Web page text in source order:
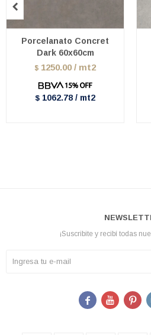
Porcelanato Concret
Dark 60x60cm
$ 1250.00 / mt2
$ 1062.78 / mt2

¡Suscribite y recibí todas
  